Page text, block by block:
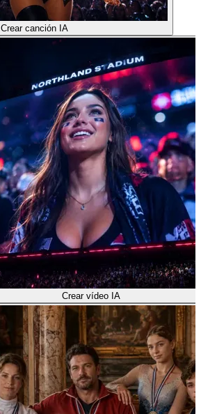
Crear canción IA
Crear vídeo IA